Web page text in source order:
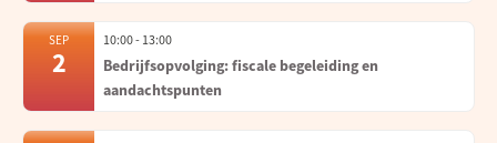
SEP
2
10:00- 13:00
Bedrijfsopvolging: fiscale begeleiding en
aandachtspunten